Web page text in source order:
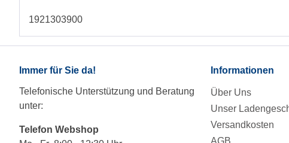
1921303900
Immer für Sie da!
Telefonische Unterstützung und Beratung
unter:
Telefon Webshop
Informationen
Über Uns
Unser
Versandkosten